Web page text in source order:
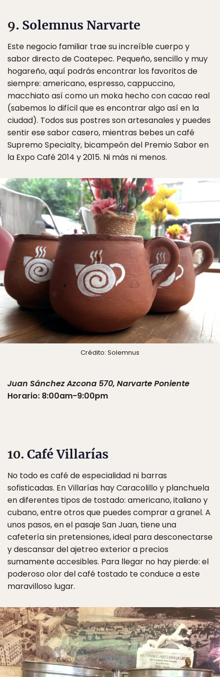
9. Solemnus Narvarte
Este negocio familiar trae su increíble cuerpo y
sabor directo de Coatepec. Pequeño, sencillo y muy
hogareño, aquí podrás encontrar los favoritos de
siempre: americano, espresso, cappuccino,
macchiato así como un moka hecho con cacao real
(sabemos lo difícil que es encontrar algo así en la
ciudad). Todos sus postres son artesanales y puedes
sentir ese sabor casero, mientras bebes un café
Supremo Specialty, bicampeón del Premio Sabor en
la Expo Café 2014 y 2015. Ni más ni menos.
Crédito: Solemnus
Juan Sánchez Azcona 570, Narvarte Poniente
Horario: 8:00am-9:00pm
10. Café Villarías
No todo es café de especialidad ni barras
sofisticadas. En Villarías hay Caracolillo y planchuela
en diferentes tipos de tostado: americano, italiano y
cubano, entre otros que puedes comprar a granel. A
unos pasos, en el pasaje San Juan, tiene una
cafetería sin pretensiones, ideal para desconectarse
y descansar del ajetreo exterior a precios
sumamente accesibles. Para llegar no hay pierde: el
poderoso olor del café tostado te conduce a este
maravilloso lugar.